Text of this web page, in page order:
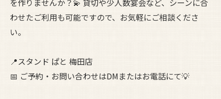
を作りませんか？💫 貸切や少人数宴会など、シーンに合
わせたご利用も可能ですので、お気軽にご相談くださ
い。
📍スタンド ぱと 梅田店
📅 ご予約・お問い合わせはDMまたはお電話にて💡